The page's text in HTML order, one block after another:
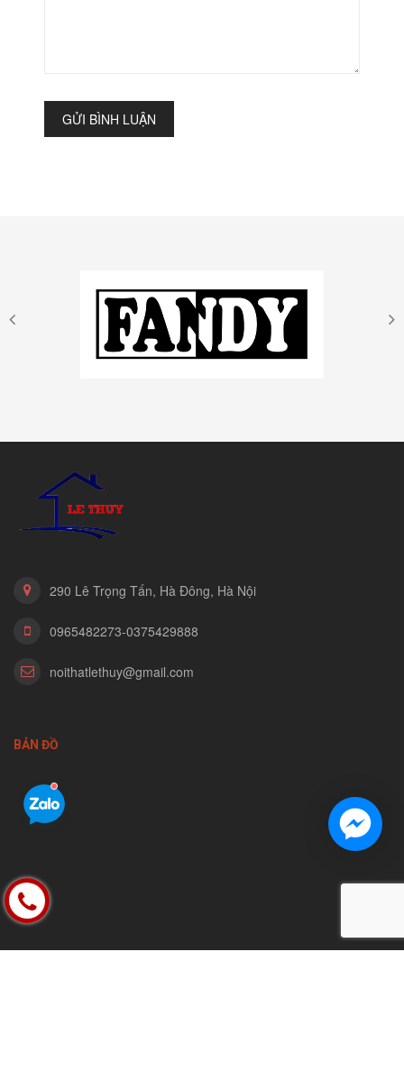
GỬI BÌNH LUẬN
290 Lê Trọng Tấn, Hà Đông, Hà Nội
0965482273-0375429888
noithatlethuy@gmail.com
BẢN ĐỒ